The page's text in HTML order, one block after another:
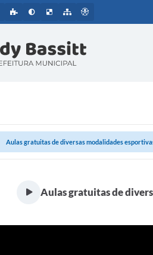
Aulas gratuitas de diversas modalidades
Aulas gratuitas de